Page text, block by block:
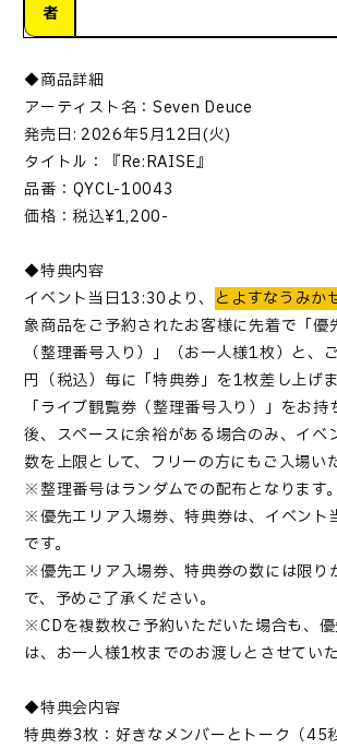
者
◆商品詳細
アーティスト名： Seven Deuce
発売日: 2026年5月12日(火)
タイトル：『Re:RAISE』
品番： QYCL-10043
価格：税込¥1,200-
◆特典内容
イベント当日13:30より、 とよすなうみか
象商品をご予約されたお客様に先着で「優
（整理番号入り）」（お一人様1枚）と、
円（税込）毎に「特典券」を1枚差し上げま
「ライブ観覧券（整理番号入り） 」 をお持
後、スペースに余裕がある場合のみ、イベ
数を上限として、フリーの方にもご入場い
※整理番号はランダムでの配布となります。
※優先エリア入場券、特典券は、イベント
です。
※優先エリア入場券、特典券の数には限り
で、予めご了承ください。
※CDを複数枚ご予約いただいた場合も、
は、お一人様1枚までのお渡しとさせていた
◆特典会内容
特典券3枚：好きなメンバーとトーク（45